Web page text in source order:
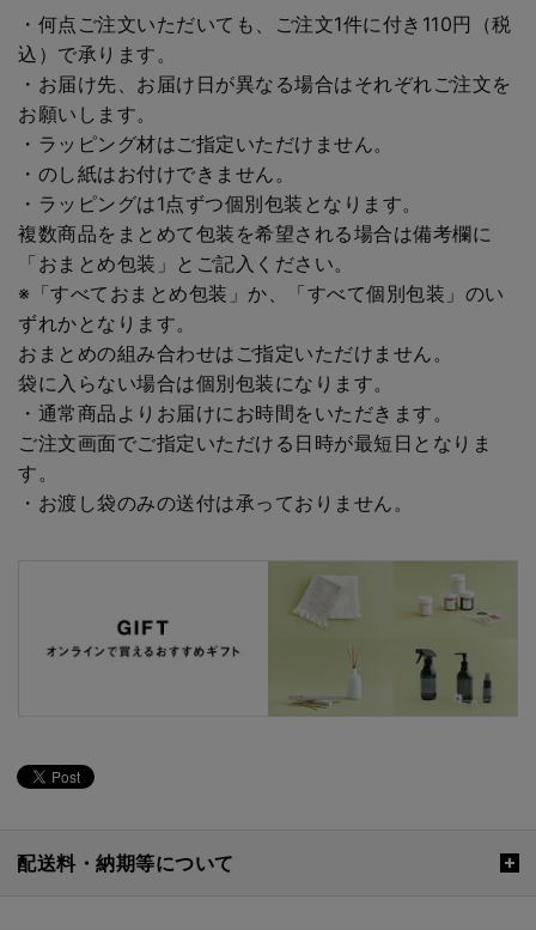
・何点ご注文いただいても、ご注文1件に付き110円（税
込）で承ります。
・お届け先、お届け日が異なる場合はそれぞれご注文を
お願いします。
・ラッピング材はご指定いただけません。
・のし紙はお付けできません。
・ラッピングは1点ずつ個別包装となります。
複数商品をまとめて包装を希望される場合は備考欄に
「おまとめ包装」とご記入ください。
※「すべておまとめ包装」か、「すべて個別包装」のい
ずれかとなります。
おまとめの組み合わせはご指定いただけません。
袋に入らない場合は個別包装になります。
・通常商品よりお届けにお時間をいただきます。
ご注文画面でご指定いただける日時が最短日となりま
す。
・お渡し袋のみの送付は承っておりません。
配送料・納期等について